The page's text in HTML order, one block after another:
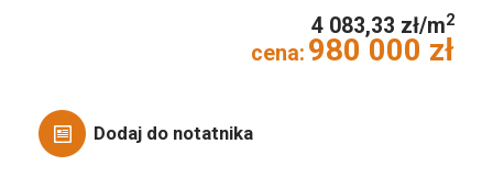
Obiekty
4 083,33 zł/m2
cena: 980 000 zł
Dodaj do notatnika